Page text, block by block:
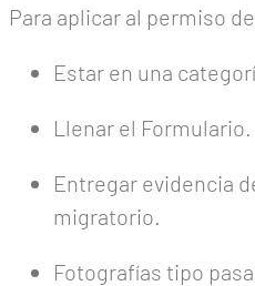
Para aplicar al permiso
Estar en una
Llenar el Formulario.
Entregar evidencia
migratorio.
Fotografías tipo